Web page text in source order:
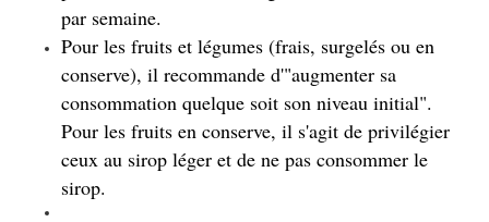
par semaine.
Pour les fruits et légumes (frais, surgelés ou en
conserve), il recommande d'"augmenter sa
consommation quelque soit son niveau initial".
Pour les fruits en conserve, il s'agit de privilégier
ceux au sirop léger et de ne pas consommer le
sirop.